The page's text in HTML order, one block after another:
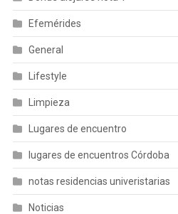
Efemérides
General
Lifestyle
Limpieza
Lugares de encuentro
lugares de encuentros Córdoba
notas residencias univeristarias
Noticias